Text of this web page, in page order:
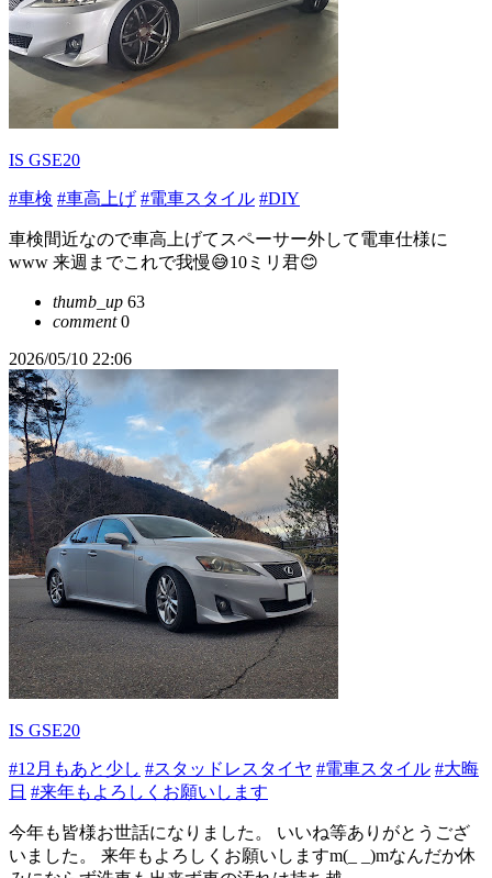
IS GSE20
#車検 #車高上げ #電車スタイル #DIY
車検間近なので車高上げてスペーサー外して電車仕様に
www 来週までこれで我慢😅10ミリ君😊
thumb_up 63
comment0
2026/05/10 22:06
IS GSE20
#12月もあと少し #スタッドレスタイヤ #電車スタイル #大晦
日 #来年もよろしくお願いします
今年も皆様お世話になりました。 いいね等ありがとうござ
いました。 来年もよろしくお願いしますm(_ _)mなんだか休